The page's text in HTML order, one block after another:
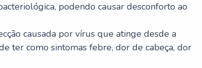
podendo causar desconforto ao
causada por vírus que atinge desde a
ter como sintomas febre, dor de cabeça, dor